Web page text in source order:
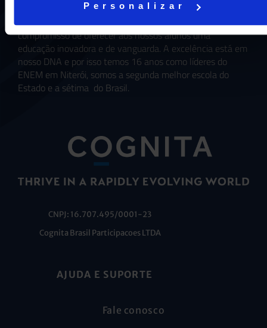
Personalizar
Uma escola com mais de 70 anos de tradição e
compromisso de oferecer aos nossos alunos uma
educação inovadora e de vanguarda. A excelência está em
nosso DNA e por isso temos 16 anos como líderes do
ENEM em Niterói, somos a segunda melhor escola do
Estado e a sétima do Brasil.
CNPJ: 16.707.495/0001-23
Cognita Brasil Participacoes LTDA
AJUDA E SUPORTE
Fale conosco